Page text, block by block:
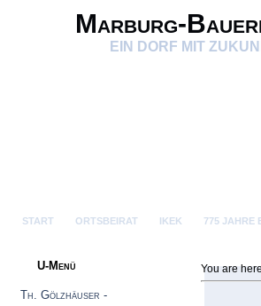
Marburg-
EIN DORF MIT
START ORTSBEIRAT IKEK 775 JAHRE
U-Menü
Th. Gölzhäuser -
You are